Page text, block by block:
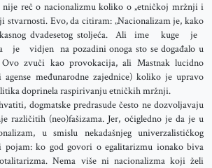
nije reč o nacionalizmu koliko o „etničkoj mržnji i
stvarnosti. Evo, da citiram: „Nacionalizam je, kako
kasnog dvadesetog stoljeća. Ali ime kuge je
je vidjen na pozadini onoga sto se događalo u
Ovo zvuči kao provokacija, ali Mastnak lucidno
međunarodne zajednice) koliko je upravo
doprinela raspirivanju etničkih mržnji.
dogmatske predrasude često ne dozvoljavaju
različitih (neo)fašizama. Jer, očigledno je da je u
u smislu nekadašnjeg univerzalističkog
pojam: ko god govori o egalitarizmu ionako biva
Nema više ni nacionalizma koji želi